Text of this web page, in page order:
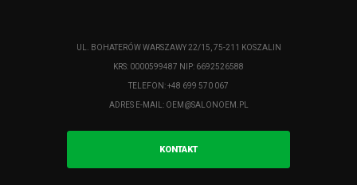
UL. BOHATERÓW WARSZAWY 22/15, 75-211 KOSZALIN
KRS: 0000599487 NIP: 6692526588
TELEFON: +48 699 570 067
ADRES E-MAIL: OEM@SALONOEM.PL
KONTAKT